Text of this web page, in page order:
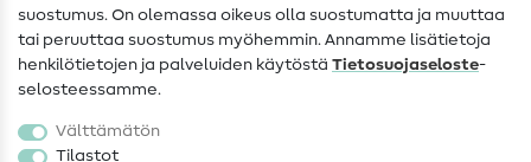
Peruutusoikeus
Suosittu
Kankaat
suostumus. On olemassa oikeus olla suostumatta ja muuttaa
tai peruuttaa suostumus myöhemmin. Annamme lisätietoja
henkilötietojen ja palveluiden käytöstä Tietosuojaseloste-
selosteessamme.
Välttämätön
Tilastot